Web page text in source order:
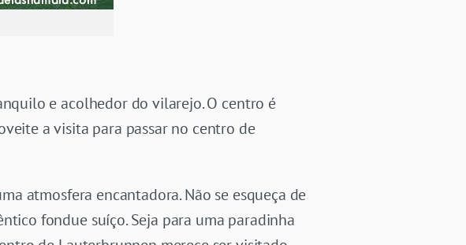
e acolhedor do vilarejo. O centro é
a visita para passar no centro de
atmosfera encantadora. Não se esqueça de
fondue suíço. Seja para uma paradinha